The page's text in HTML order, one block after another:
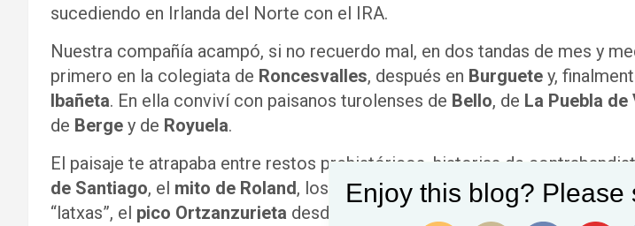
sucediendo en Irlanda del Norte con el IRA.
Nuestra compañía acampó, si no recuerdo mal, en dos tandas de mes y
primero en la colegiata de Roncesvalles, después en Burguete y,
Ibañeta. En ella conviví con paisanos turolenses de Bello, de La Puebla
de Berge y de Royuela.
El paisaje te atrapaba entre restos prehistóricos, historias de
de Santiago, el mito de Roland, los búnqueres de la posguerra, las ovejas
“latxas”, el pico Ortzanzurieta desde el que divisábamos laMesa de los
Enjoy this blog? Please